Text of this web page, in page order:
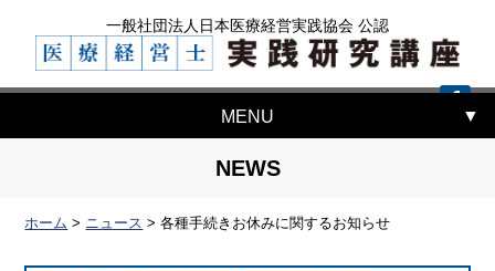
一般社団法人日本医療経営実践協会 公認
MENU
NEWS
ホーム > ニュース >各種手続きお休みに関するお知らせ